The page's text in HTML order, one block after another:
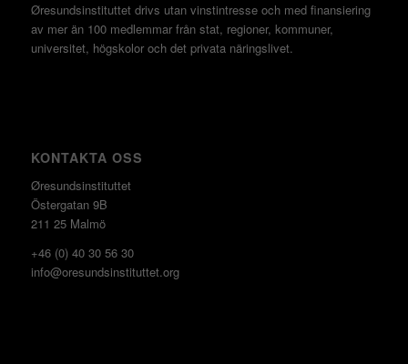
Øresundsinstituttet drivs utan vinst­intresse och med finansiering
av mer än 100 medlemmar från stat, regioner, kommuner,
universitet, högskolor och det privata näringslivet.
KONTAKTA OSS
Øresundsinstituttet
Östergatan 9B
211 25 Malmö
+46 (0) 40 30 56 30
info@oresundsinstituttet.org